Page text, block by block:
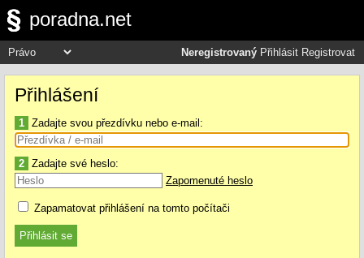
poradna.net
Neregistrovaný Přihlásit Registrovat
Přihlášení
1 Zadajte svou přezdívku nebo e-mail:
2 Zadajte své heslo:
Zapomenuté heslo
Zapamatovat přihlášení na tomto počítači